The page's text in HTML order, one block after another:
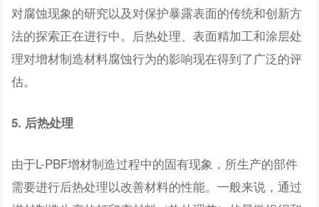
对腐蚀现象的研究以及对保护暴露表面的传统和创新方
法的探索正在进行中。后热处理、表面精加工和涂层处
理对增材制造材料腐蚀行为的影响现在得到了广泛的评
估。
5. 后热处理
由于L-PBF增材制造过程中的固有现象，所生产的部件
需要进行后热处理以改善材料的性能。一般来说，通过